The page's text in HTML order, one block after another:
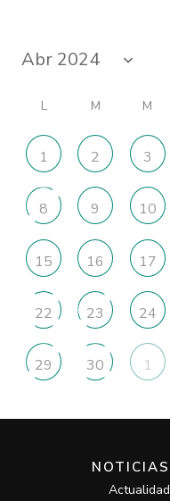
L M M
1 2 3
8 9 10
15 16 17
22 23 24
29 30 1
NOTICIAS
Actualidad